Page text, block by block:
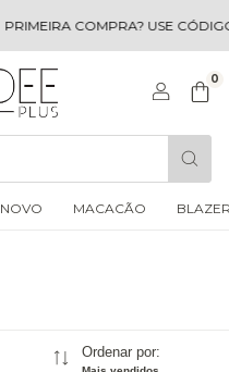
PRIMEIRA COMPRA? USE
0
NOVO MACACÃO
Ordenar por: